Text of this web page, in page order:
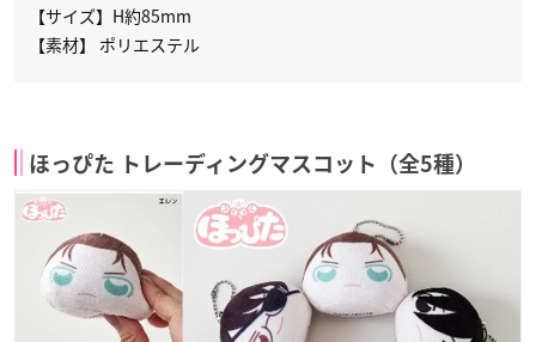
【サイズ】H約85mm
【素材】 ポリエステル
ほっぴた トレーディングマスコット（全5種）